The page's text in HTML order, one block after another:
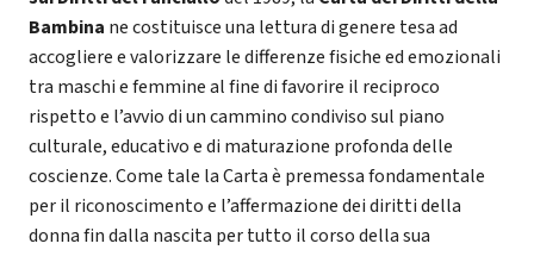
Bambina ne costituisce una lettura di genere tesa ad
accogliere e valorizzare le differenze fisiche ed emozionali
tra maschi e femmine al fine di favorire il reciproco
rispetto e l’avvio di un cammino condiviso sul piano
culturale, educativo e di maturazione profonda delle
coscienze. Come tale la Carta è premessa fondamentale
per il riconoscimento e l’affermazione dei diritti della
donna fin dalla nascita per tutto il corso della sua